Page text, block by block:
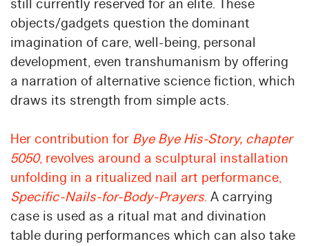
still currently reserved for an elite. These
objects/gadgets question the dominant
imagination of care, well-being, personal
development, even transhumanism by offering
a narration of alternative science fiction, which
draws its strength from simple acts.
Her contribution for Bye Bye His-Story, chapter
5050, revolves around a sculptural installation
unfolding in a ritualized nail art performance,
Specific-Nails-for-Body-Prayers. A carrying
case is used as a ritual mat and divination
table during performances which can also take